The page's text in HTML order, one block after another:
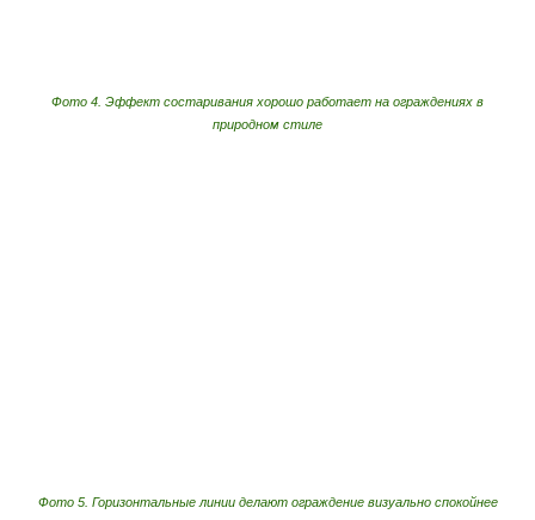
Фото 4. Эффект состаривания хорошо работает на ограждениях в
природном стиле
Фото 5. Горизонтальные линии делают ограждение визуально спокойнее